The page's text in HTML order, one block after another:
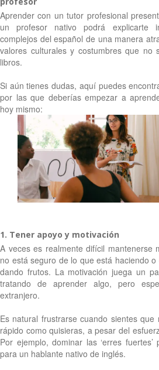
Aprender con un tutor profesional
un profesor nativo podrá explicarte
complejos del español de una manera
valores culturales y costumbres que no
libros.
Si aún tienes dudas, aquí puedes
por las que deberías empezar a
hoy mismo:
1. Tener apoyo y motivación
A veces es realmente difícil mantenerse
no está seguro de lo que está haciendo
dando frutos. La motivación juega un
tratando de aprender algo, pero
extranjero.
Es natural frustrarse cuando sientes
rápido como quisieras, a pesar del
Por ejemplo, dominar las ‘erres
para un hablante nativo de inglés.